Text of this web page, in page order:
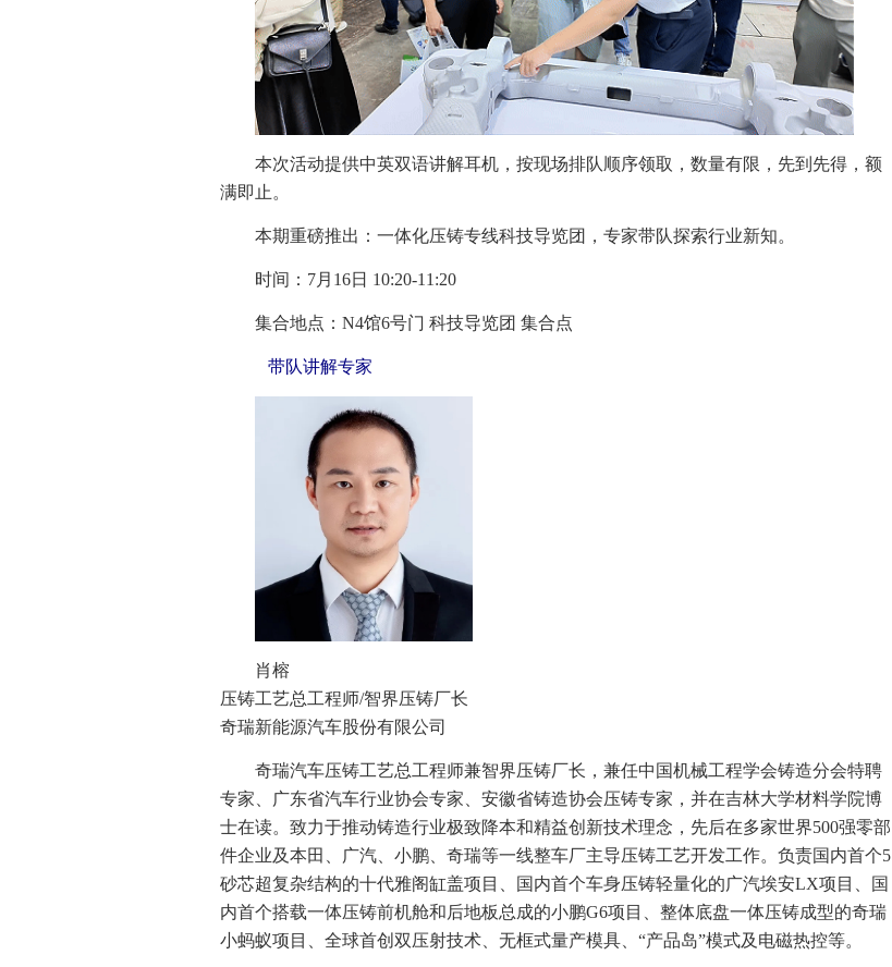
本次活动提供中英双语讲解耳机，按现场排队顺序领取，数量有限，先到先得，额
满即止。
本期重磅推出：一体化压铸专线科技导览团，专家带队探索行业新知。
时间：7月16日 10:20-11:20
集合地点：N4馆6号门 科技导览团 集合点
带队讲解专家
肖榕
压铸工艺总工程师/智界压铸厂长
奇瑞新能源汽车股份有限公司
奇瑞汽车压铸工艺总工程师兼智界压铸厂长，兼任中国机械工程学会铸造分会特聘
专家、广东省汽车行业协会专家、安徽省铸造协会压铸专家，并在吉林大学材料学院博
士在读。致力于推动铸造行业极致降本和精益创新技术理念，先后在多家世界500强零部
件企业及本田、广汽、小鹏、奇瑞等一线整车厂主导压铸工艺开发工作。负责国内首个5
砂芯超复杂结构的十代雅阁缸盖项目、国内首个车身压铸轻量化的广汽埃安LX项目、国
内首个搭载一体压铸前机舱和后地板总成的小鹏G6项目、整体底盘一体压铸成型的奇瑞
小蚂蚁项目、全球首创双压射技术、无框式量产模具、“产品岛”模式及电磁热控等。